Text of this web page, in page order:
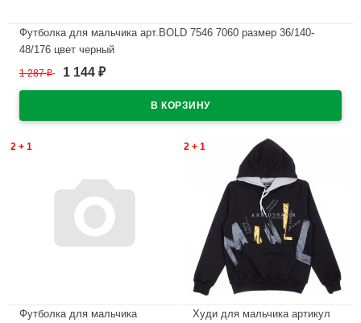
Футболка для мальчика арт.BOLD 7546 7060 размер 36/140-
48/176 цвет черный
В наличии
1 287₽ 1 144 ₽
2 + 1
Футболка для мальчика
2 + 1
Худи для мальчика артикул